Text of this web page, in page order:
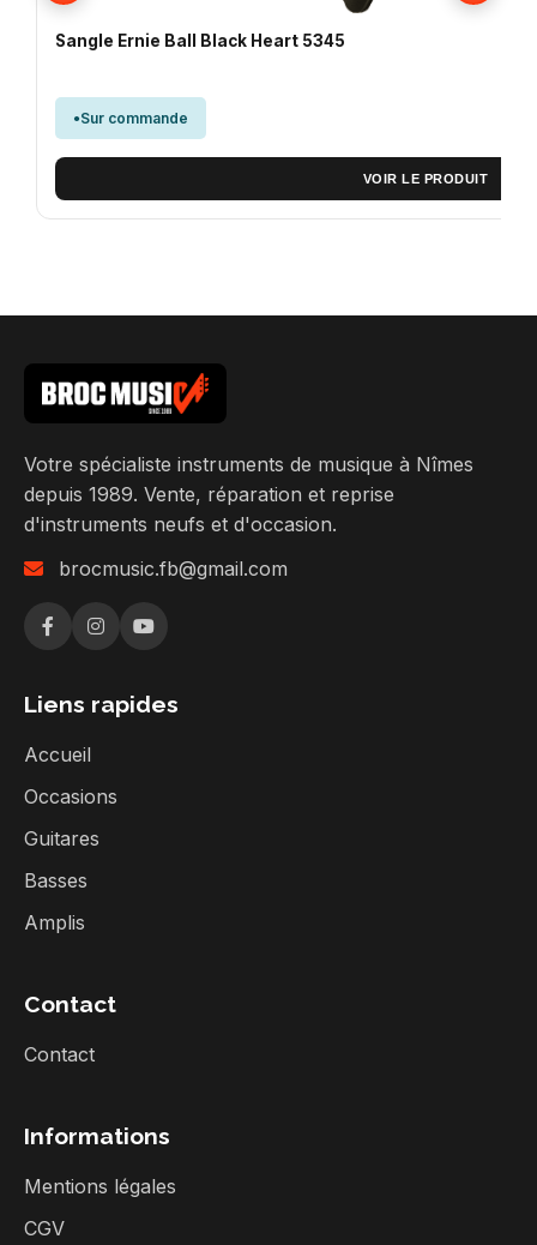
Sangle Ernie Ball Black Heart 5345
Sur commande
VOIR LE PRODUIT
Votre spécialiste instruments de musique à Nîmes
depuis 1989. Vente, réparation et reprise
d'instruments neufs et d'occasion.
brocmusic.fb@gmail.com
Liens rapides
Accueil
Occasions
Guitares
Basses
Amplis
Contact
Contact
Informations
Mentions légales
CGV